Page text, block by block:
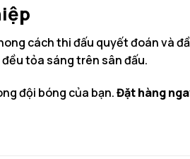
cách thi đấu quyết đoán và
tỏa sáng trên sân đấu.
đội bóng của bạn.Đặt hàng